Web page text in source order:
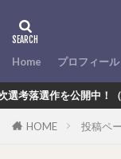
Home プロフィール
作を公開中！（カクヨ
HOME 投稿ペ